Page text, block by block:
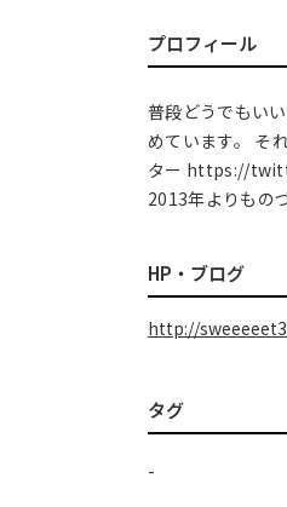
プロフィール
普段どうでもい
めています。 そ
ター https://
2013年よりもの
HP・ブログ
http://
タグ
-